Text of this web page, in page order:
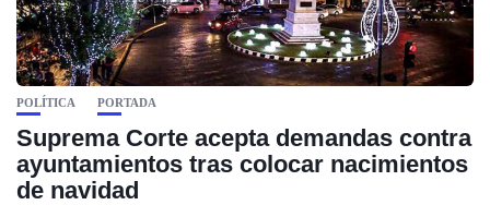
POLÍTICA PORTADA
Suprema Corte acepta demandas contra
ayuntamientos tras colocar nacimientos
de navidad